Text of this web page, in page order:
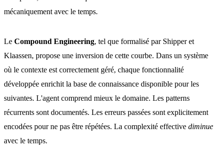
mécaniquement avec le temps.
Le Compound Engineering, tel que formalisé par Shipper et
Klaassen, propose une inversion de cette courbe. Dans un système
où le contexte est correctement géré, chaque fonctionnalité
développée enrichit la base de connaissance disponible pour les
suivantes. L'agent comprend mieux le domaine. Les patterns
récurrents sont documentés. Les erreurs passées sont explicitement
encodées pour ne pas être répétées. La complexité effective diminue
avec le temps.